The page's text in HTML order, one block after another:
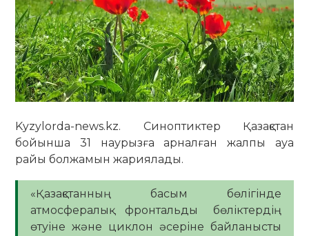
Kyzylorda-news.kz. Синоптиктер Қазақстан
бойынша 31 наурызға арналған жалпы ауа
райы болжамын жариялады.
«Қазақстанның басым бөлігінде
атмосфералық фронтальды бөліктердің
өтуіне және циклон әсеріне байланысты